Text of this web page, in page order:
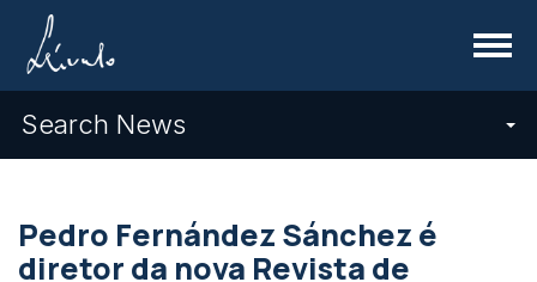
Menu
Search News
Pedro Fernández Sánchez é
diretor da nova Revista de